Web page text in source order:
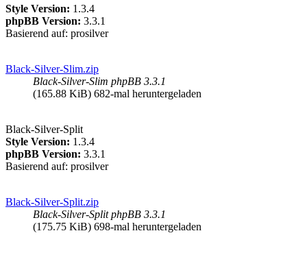
Style Version: 1.3.4
phpBB Version: 3.3.1
Basierend auf: prosilver
Black-Silver-Slim.zip
Black-Silver-Slim phpBB 3.3.1
(165.88 KiB) 682-mal heruntergeladen
Black-Silver-Split
Style Version: 1.3.4
phpBB Version: 3.3.1
Basierend auf: prosilver
Black-Silver-Split.zip
Black-Silver-Split phpBB 3.3.1
(175.75 KiB) 698-mal heruntergeladen